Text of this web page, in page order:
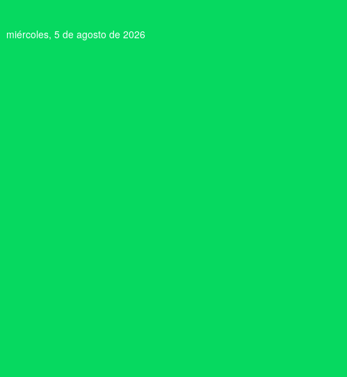
miércoles, 5 de agosto de 2026